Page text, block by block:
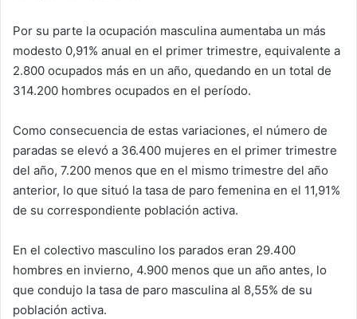
Por su parte la ocupación masculina aumentaba un más
modesto 0,91% anual en el primer trimestre, equivalente a
2.800 ocupados más en un año, quedando en un total de
314.200 hombres ocupados en el período.
Como consecuencia de estas variaciones, el número de
paradas se elevó a 36.400 mujeres en el primer trimestre
del año, 7.200 menos que en el mismo trimestre del año
anterior, lo que situó la tasa de paro femenina en el 11,91%
de su correspondiente población activa.
En el colectivo masculino los parados eran 29.400
hombres en invierno, 4.900 menos que un año antes, lo
que condujo la tasa de paro masculina al 8,55% de su
población activa.